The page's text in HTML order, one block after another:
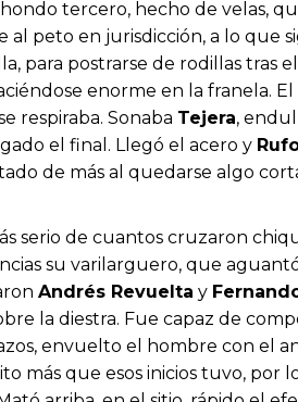
tercero, hecho de velas,
al peto en jurisdicción, a lo que
para postrarse de rodillas
enorme en la franela.
respiraba. Sonaba Tejera,
el final. Llegó el acero y
de más al quedarse algo
serio de cuantos cruzaron
su varilarguero, que
Andrés Revuelta y
la diestra. Fue capaz de
envuelto el hombre con el
más que esos inicios tuvo, por